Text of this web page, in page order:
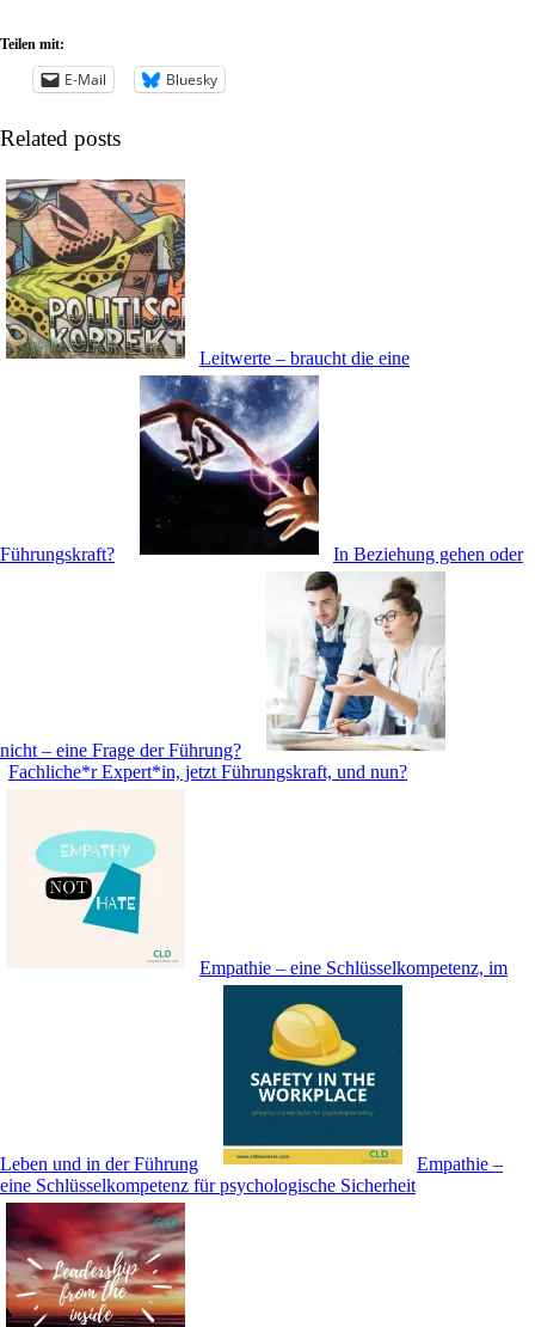
Teilen mit:
E-Mail Bluesky
Related posts
Leitwerte – braucht die eine
Führungskraft? In Beziehung gehen oder
nicht – eine Frage der Führung?
Fachliche*r Expert*in, jetzt Führungskraft, und nun?
Empathie – eine Schlüsselkompetenz, im
Leben und in der Führung
Empathie –
eine Schlüsselkompetenz für psychologische Sicherheit